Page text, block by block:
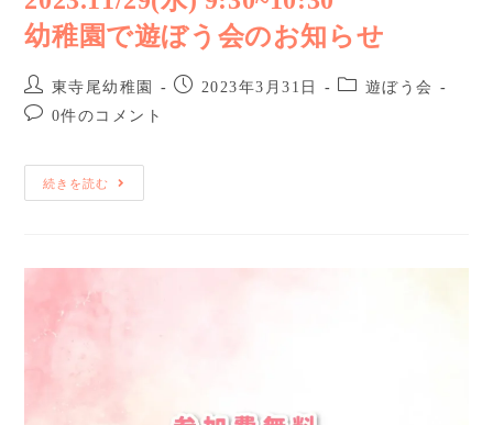
幼稚園で遊ぼう会のお知らせ
東寺尾幼稚園 2023年3月31日
遊ぼう会
0件のコメント
続きを読む